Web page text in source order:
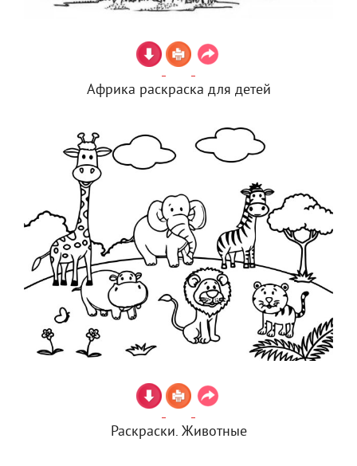
Африка раскраска для детей
Раскраски. Животные